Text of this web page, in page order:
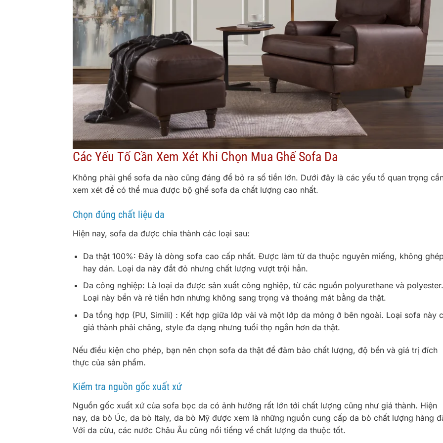
Các Yếu Tố Cần Xem Xét Khi Chọn Mua Ghế Sofa Da
Không phải ghế sofa da nào cũng đáng để bỏ ra số tiền lớn. Dưới đây là các yếu tố quan trọng
xem xét để có thể mua được bộ ghế sofa da chất lượng cao nhất.
Chọn đúng chất liệu da
Hiện nay, sofa da được chia thành các loại sau:
Da thật 100%: Đây là dòng sofa cao cấp nhất. Được làm từ da thuộc nguyên miếng, không
hay dán. Loại da này đắt đỏ nhưng chất lượng vượt trội hẳn.
Da công nghiệp: Là loại da được sản xuất công nghiệp, từ các nguồn polyurethane và polyester.
Loại này bền và rẻ tiền hơn nhưng không sang trọng và thoáng mát bằng da thật.
Da tổng hợp (PU, Simili) : Kết hợp giữa lớp vải và một lớp da mỏng ở bên ngoài. Loại sofa này
giá thành phải chăng, style đa dạng nhưng tuổi thọ ngắn hơn da thật.
Nếu điều kiện cho phép, bạn nên chọn sofa da thật để đảm bảo chất lượng, độ bền và giá trị đích
thực của sản phẩm.
Kiểm tra nguồn gốc xuất xứ
Nguồn gốc xuất xứ của sofa bọc da có ảnh hưởng rất lớn tới chất lượng cũng như giá thành. Hiện
nay, da bò Úc, da bò Italy, da bò Mỹ được xem là những nguồn cung cấp da bò chất lượng hàng
Với da cừu, các nước Châu Âu cũng nổi tiếng về chất lượng da thuộc tốt.